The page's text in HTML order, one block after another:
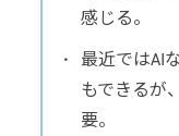
感じる。
最近ではAI
もできるが
要。